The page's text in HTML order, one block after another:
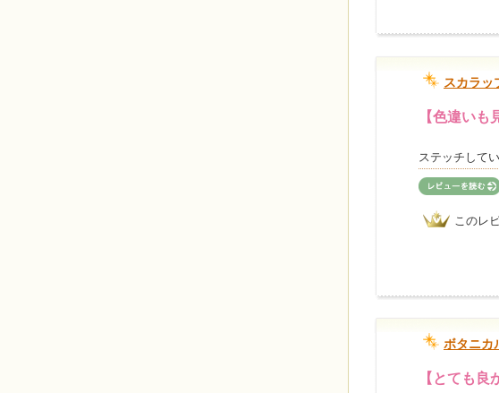
スカラッ
【色違いも
ステッチして
このレ
ボタニカ
【とても良